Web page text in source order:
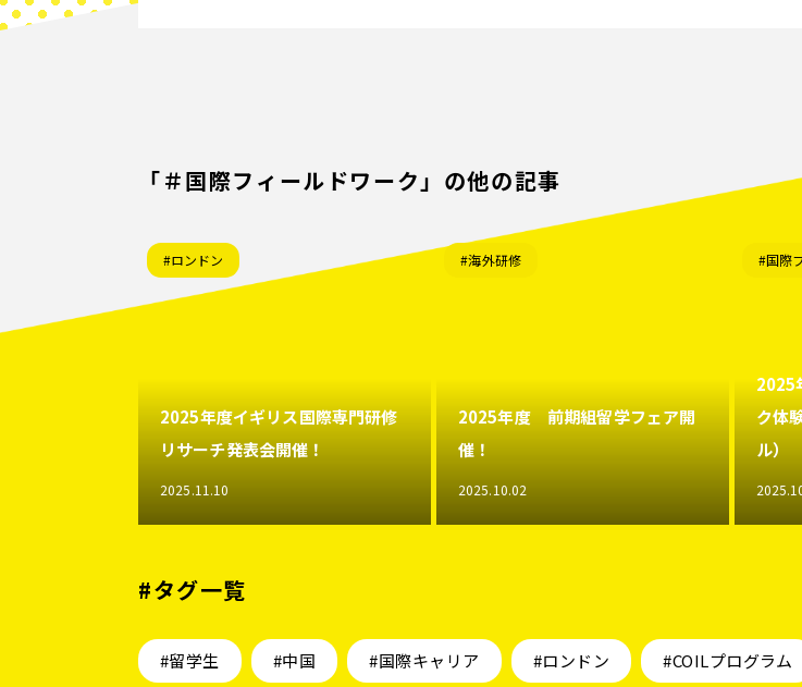
「＃国際フィールドワーク」の他の記事
2025年度イギリス国際専門研修
リサーチ発表会開催！
2025.11.10
#ロンドン
2025年度 前期組留学フェア開
催！
2025.10.02
#海外研修
2025
ク体
ル）
#国際
#タグ一覧
#留学生 #中国 #国際キャリア #ロンドン #COILプログラム